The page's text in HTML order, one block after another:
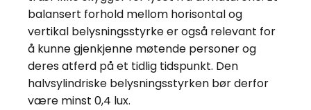
balansert forhold mellom horisontal og
vertikal belysningsstyrke er også relevant for
å kunne gjenkjenne møtende personer og
deres atferd på et tidlig tidspunkt. Den
halvsylindriske belysningsstyrken bør derfor
være minst 0,4 lux.